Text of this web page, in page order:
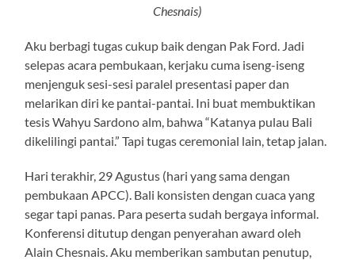
Chesnais)
Aku berbagi tugas cukup baik dengan Pak Ford. Jadi
selepas acara pembukaan, kerjaku cuma iseng-iseng
menjenguk sesi-sesi paralel presentasi paper dan
melarikan diri ke pantai-pantai. Ini buat membuktikan
tesis Wahyu Sardono alm, bahwa “Katanya pulau Bali
dikelilingi pantai.” Tapi tugas ceremonial lain, tetap jalan.
Hari terakhir, 29 Agustus (hari yang sama dengan
pembukaan APCC). Bali konsisten dengan cuaca yang
segar tapi panas. Para peserta sudah bergaya informal.
Konferensi ditutup dengan penyerahan award oleh
Alain Chesnais. Aku memberikan sambutan penutup,